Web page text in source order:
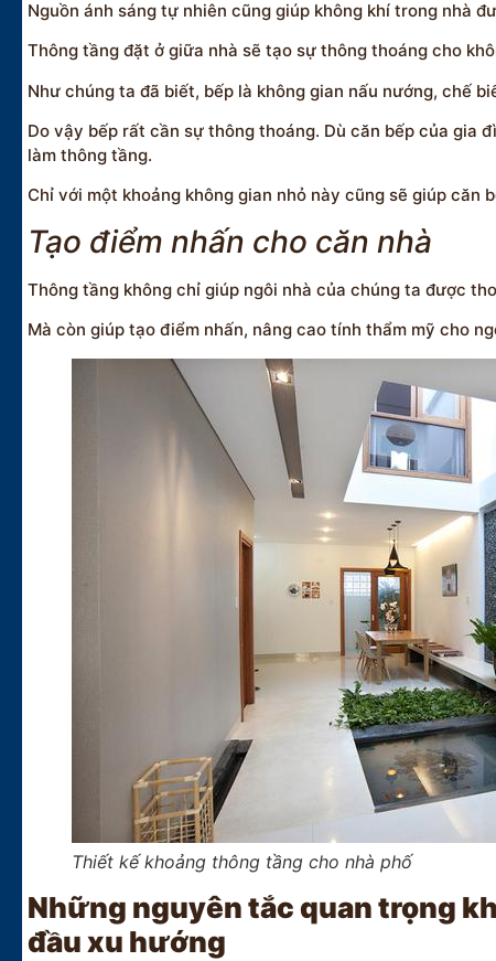
Nguồn ánh sáng tự nhiên cũng giúp không khí trong nhà
Thông tầng đặt ở giữa nhà sẽ tạo sự thông thoáng cho
Như chúng ta đã biết, bếp là không gian nấu nướng, chế
Do vậy bếp rất cần sự thông thoáng. Dù căn bếp của gia
làm thông tầng.
Chỉ với một khoảng không gian nhỏ này cũng sẽ giúp căn
Tạo điểm nhấn cho căn nhà
Thông tầng không chỉ giúp ngôi nhà của chúng ta được
Mà còn giúp tạo điểm nhấn, nâng cao tính thẩm mỹ cho
Thiết kế khoảng thông tầng cho nhà phố
Những nguyên tắc quan trọng
đầu xu hướng